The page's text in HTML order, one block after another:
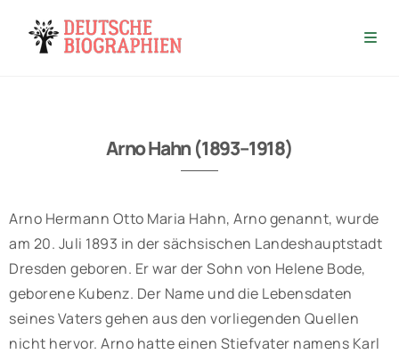
Arno Hahn (1893–1918)
Arno Hermann Otto Maria Hahn, Arno genannt, wurde
am 20. Juli 1893 in der sächsischen Landeshauptstadt
Dresden geboren. Er war der Sohn von Helene Bode,
geborene Kubenz. Der Name und die Lebensdaten
seines Vaters gehen aus den vorliegenden Quellen
nicht hervor. Arno hatte einen Stiefvater namens Karl